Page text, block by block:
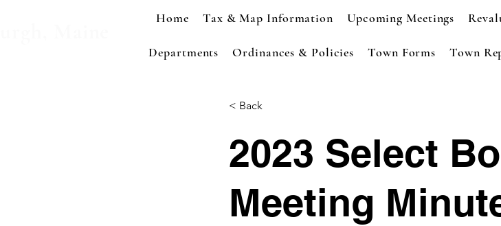
Home Tax & Map Information Upcoming Meetings
Departments Ordinances & Policies Town Forms Town
< Back
2023 Select
Meeting